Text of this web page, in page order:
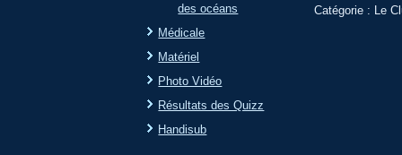
des océans
Médicale
Matériel
Photo Vidéo
Résultats des Quizz
Handisub
Catégorie : Le